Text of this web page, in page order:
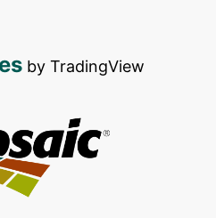
by TradingView